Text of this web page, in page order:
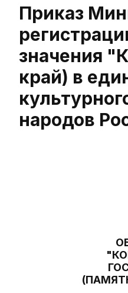
Приказ
значения
край) в
народов